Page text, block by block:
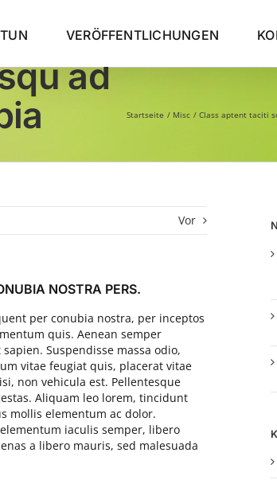
VERÖFFENTLICHUNGEN
ad
Startseite Misc Class aptent taciti
Vor
NOSTRA PERS.
per conubia nostra, per inceptos
quis. Aenean semper
Suspendisse massa odio,
vitae feugiat quis, placerat vitae
non vehicula est. Pellentesque
Aliquam leo lorem, tincidunt
mollis elementum ac dolor.
iaculis semper, libero
a libero mauris, sed malesuada